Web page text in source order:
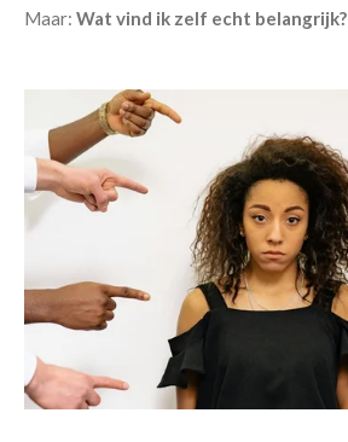
Maar: Wat vind ik zelf echt belangrijk?